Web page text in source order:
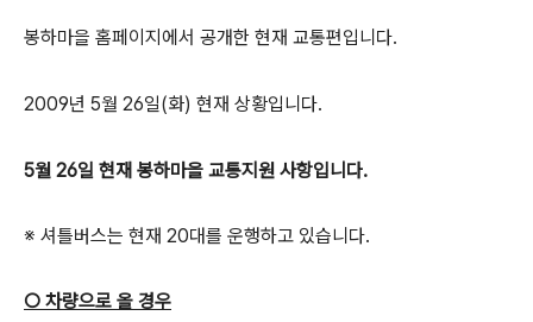
봉하마을 홈페이지에서 공개한 현재 교통편입니다.
2009년 5월 26일(화) 현재 상황입니다.
5월 26일 현재 봉하마을 교통지원 사항입니다.
※ 셔틀버스는 현재 20대를 운행하고 있습니다.
○ 차량으로 올 경우